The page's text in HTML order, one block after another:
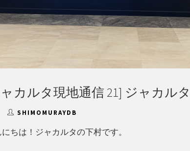
ャカルタ現地通信 21] ジャカル
SHIMOMURAYDB
ちは！ジャカルタの下村です。